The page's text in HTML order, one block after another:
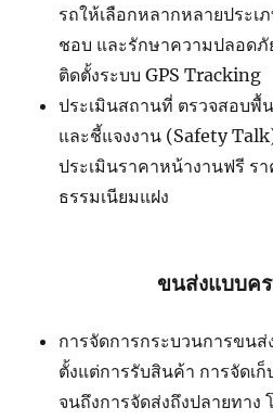
รถให้เลือกหลากหลายประเ
ชอบ และรักษาความปลอด
ติดตั้งระบบ GPS Tracking
ประเมินสถานที่ ตรวจสอบพื้
และชี้แจงงาน (Safety
ประเมินราคาหน้างานฟรี ร
ธรรมเนียมแฝง
ขนส่งแบบค
การจัดการกระบวนการขน
ตั้งแต่การรับสินค้า การจัดเก็
จนถึงการจัดส่งถึงปลายทาง